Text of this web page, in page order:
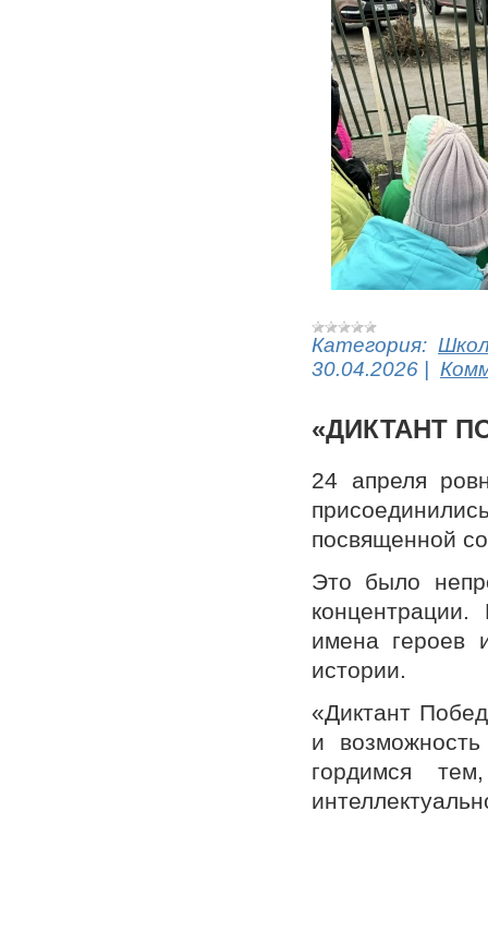
Категория:
30.04.2026
«ДИКТАНТ
24 апреля
посвященной
Это было
имена героев
истории.
«Диктант
и
гордимся